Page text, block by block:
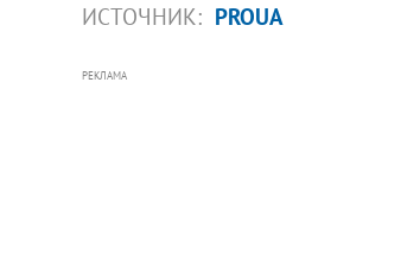
ИСТОЧНИК: PROUA
РЕКЛАМА